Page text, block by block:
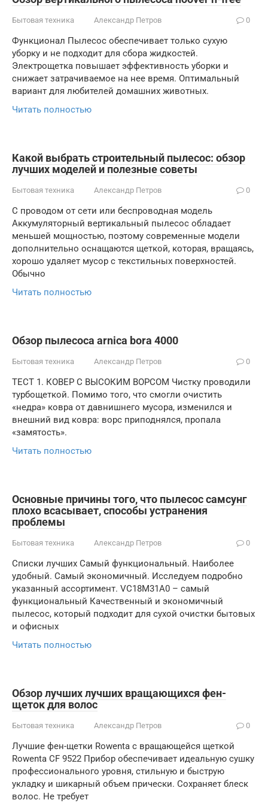
Бытовая техника Александр Петров 0
Функционал Пылесос обеспечивает только сухую
уборку и не подходит для сбора жидкостей.
Электрощетка повышает эффективность уборки и
снижает затрачиваемое на нее время. Оптимальный
вариант для любителей домашних животных.
Читать полностью
Какой выбрать строительный пылесос: обзор
лучших моделей и полезные советы
Бытовая техника Александр Петров 0
С проводом от сети или беспроводная модель
Аккумуляторный вертикальный пылесос обладает
меньшей мощностью, поэтому современные модели
дополнительно оснащаются щеткой, которая, вращаясь,
хорошо удаляет мусор с текстильных поверхностей.
Обычно
Читать полностью
Обзор пылесоса arnica bora 4000
Бытовая техника Александр Петров 0
ТЕСТ 1. КОВЕР С ВЫСОКИМ ВОРСОМ Чистку проводили
турбощеткой. Помимо того, что смогли очистить
«недра» ковра от давнишнего мусора, изменился и
внешний вид ковра: ворс приподнялся, пропала
«замятость».
Читать полностью
Основные причины того, что пылесос самсунг
плохо всасывает, способы устранения
проблемы
Бытовая техника Александр Петров 0
Списки лучших Самый функциональный. Наиболее
удобный. Самый экономичный. Исследуем подробно
указанный ассортимент. VC18M31A0 – самый
функциональный Качественный и экономичный
пылесос, который подходит для сухой очистки бытовых
и офисных
Читать полностью
Обзор лучших лучших вращающихся фен-
щеток для волос
Бытовая техника Александр Петров 0
Лучшие фен-щетки Rowenta с вращающейся щеткой
Rowenta CF 9522 Прибор обеспечивает идеальную сушку
профессионального уровня, стильную и быструю
укладку и шикарный объем прически. Сохраняет блеск
волос. Не требует